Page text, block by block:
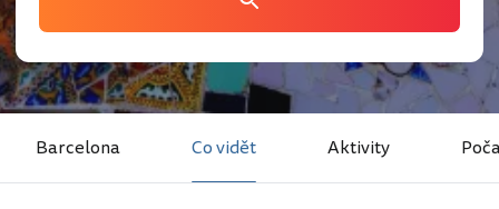
Barcelona Co vidět Aktivity